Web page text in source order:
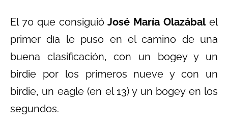
El 70 que consiguióJosé María Olazábalel
primer día le puso en el camino de una
buena clasificación, con un bogey y un
birdie por los primeros nueve y con un
birdie, un eagle (en el 13) y un bogey en los
segundos.